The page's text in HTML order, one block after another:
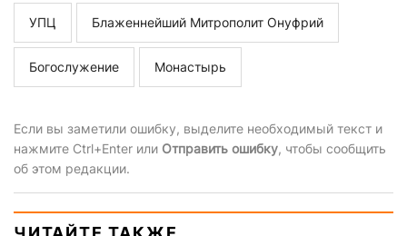
УПЦ Блаженнейший Митрополит Онуфрий
Богослужение Монастырь
Если вы заметили ошибку, выделите необходимый текст и
нажмите Ctrl+Enter или Отправить ошибку, чтобы сообщить
об этом редакции.